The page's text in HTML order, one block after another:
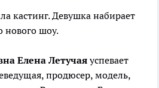
кастинг. Девушка набирает
нового шоу.
Елена Летучая успевает
продюсер, модель,